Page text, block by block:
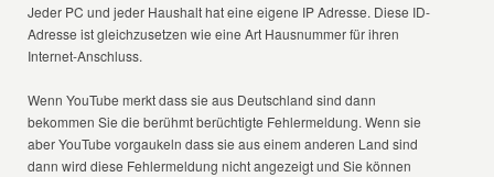
Jeder PC und jeder Haushalt hat eine eigene IP Adresse. Diese ID-
Adresse ist gleichzusetzen wie eine Art Hausnummer für ihren
Internet-Anschluss.
Wenn YouTube merkt dass sie aus Deutschland sind dann
bekommen Sie die berühmt berüchtigte Fehlermeldung. Wenn sie
aber YouTube vorgaukeln dass sie aus einem anderen Land sind
dann wird diese Fehlermeldung nicht angezeigt und Sie können